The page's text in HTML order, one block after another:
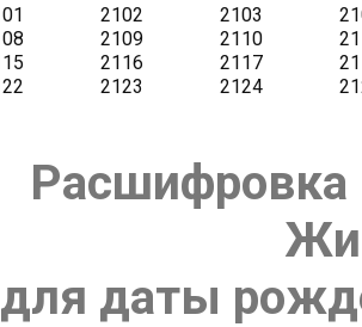
Расшифровка
для даты